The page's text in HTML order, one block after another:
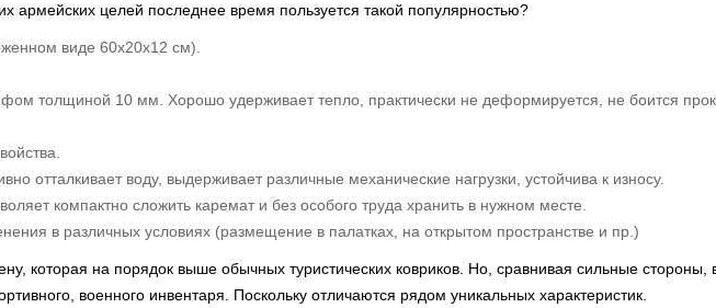
армейских целей последнее время пользуется такой популярностью?
виде 60х20х12 см).
толщиной 10 мм. Хорошо удерживает тепло, практически не деформируется, не боится
отталкивает воду, выдерживает различные механические нагрузки, устойчива к износу.
компактно сложить каремат и без особого труда хранить в нужном месте.
в различных условиях (размещение в палатках, на открытом пространстве и пр.)
которая на порядок выше обычных туристических ковриков. Но, сравнивая сильные стороны,
военного инвентаря. Поскольку отличаются рядом уникальных характеристик.